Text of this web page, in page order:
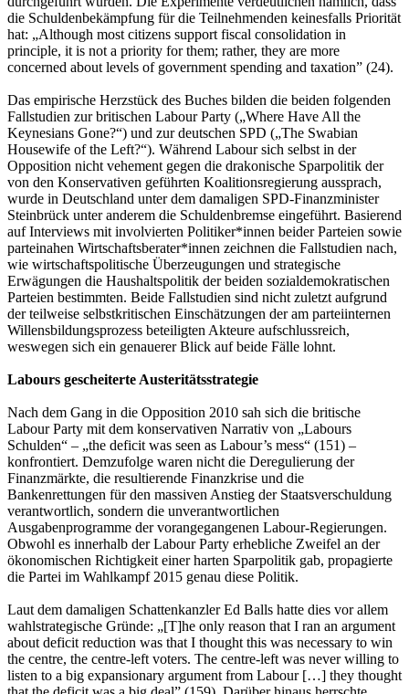
die Schuldenbekämpfung für die Teilnehmenden keinesfalls Priorität
hat: „Although most citizens support fiscal consolidation in
principle, it is not a priority for them; rather, they are more
concerned about levels of government spending and taxation” (24).
Das empirische Herzstück des Buches bilden die beiden folgenden
Fallstudien zur britischen Labour Party („Where Have All the
Keynesians Gone?“) und zur deutschen SPD („The Swabian
Housewife of the Left?“). Während Labour sich selbst in der
Opposition nicht vehement gegen die drakonische Sparpolitik der
von den Konservativen geführten Koalitionsregierung aussprach,
wurde in Deutschland unter dem damaligen SPD-Finanzminister
Steinbrück unter anderem die Schuldenbremse eingeführt. Basierend
auf Interviews mit involvierten Politiker*innen beider Parteien sowie
parteinahen Wirtschaftsberater*innen zeichnen die Fallstudien nach,
wie wirtschaftspolitische Überzeugungen und strategische
Erwägungen die Haushaltspolitik der beiden sozialdemokratischen
Parteien bestimmten. Beide Fallstudien sind nicht zuletzt aufgrund
der teilweise selbstkritischen Einschätzungen der am parteiinternen
Willensbildungsprozess beteiligten Akteure aufschlussreich,
weswegen sich ein genauerer Blick auf beide Fälle lohnt.
Labours gescheiterte Austeritätsstrategie
Nach dem Gang in die Opposition 2010 sah sich die britische
Labour Party mit dem konservativen Narrativ von „Labours
Schulden“ – „the deficit was seen as Labour’s mess“ (151) –
konfrontiert. Demzufolge waren nicht die Deregulierung der
Finanzmärkte, die resultierende Finanzkrise und die
Bankenrettungen für den massiven Anstieg der Staatsverschuldung
verantwortlich, sondern die unverantwortlichen
Ausgabenprogramme der vorangegangenen Labour-Regierungen.
Obwohl es innerhalb der Labour Party erhebliche Zweifel an der
ökonomischen Richtigkeit einer harten Sparpolitik gab, propagierte
die Partei im Wahlkampf 2015 genau diese Politik.
Laut dem damaligen Schattenkanzler Ed Balls hatte dies vor allem
wahlstrategische Gründe: „[T]he only reason that I ran an argument
about deficit reduction was that I thought this was necessary to win
the centre, the centre-left voters. The centre-left was never willing to
listen to a big expansionary argument from Labour […] they thought